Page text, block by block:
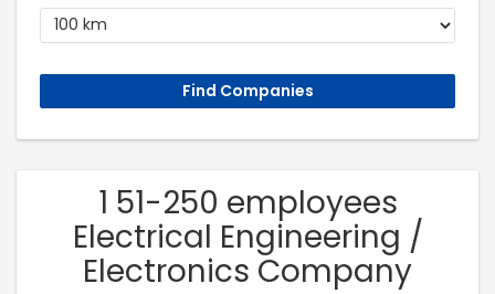
1 51-250 employees
Electrical Engineering /
Electronics Company